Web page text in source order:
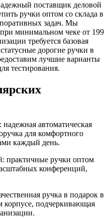
поставщик деловой
ручки оптом со склада в
задач. Мы
минимальном чеке от 199
требуется базовая
дорогие ручки в
лучшие варианты
тестирования.
автоматическая
для комфортного
каждый день.
практичные ручки оптом
конференций,
ручка в подарок в
корпусе, подчеркивающая